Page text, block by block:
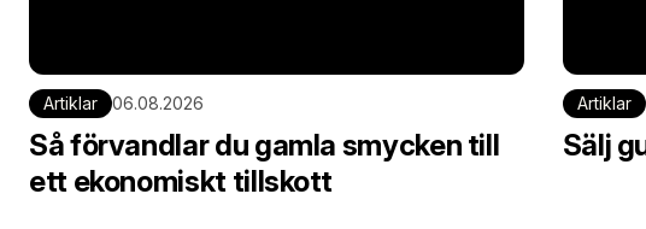
Artiklar 06.08.2026
Så förvandlar du gamla smycken till
ett ekonomiskt tillskott
Artiklar
Sälj